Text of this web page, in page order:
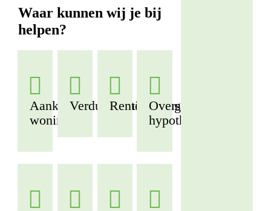
Waar kunnen wij je bij
helpen?
Aankoop
woning
Verduurzaming
Renteverlenging
Oversluiten
hypotheek